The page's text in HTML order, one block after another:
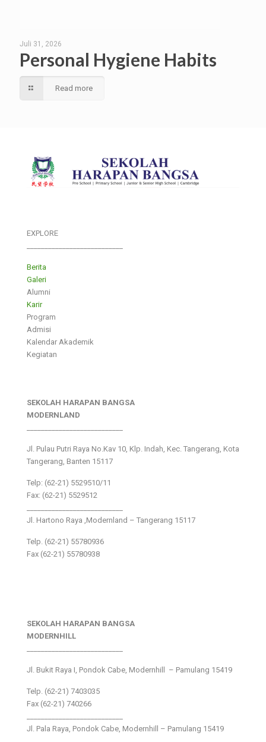
Juli 31, 2026
Personal Hygiene Habits
Read more
EXPLORE
Berita
Galeri
Alumni
Karir
Program
Admisi
Kalendar Akademik
Kegiatan
SEKOLAH HARAPAN BANGSA
MODERNLAND
Jl. Pulau Putri Raya No.Kav 10, Klp. Indah, Kec. Tangerang, Kota
Tangerang, Banten 15117
Telp: (62-21) 5529510/11
Fax: (62-21) 5529512
Jl. Hartono Raya ,Modernland – Tangerang 15117
Telp. (62-21) 55780936
Fax (62-21) 55780938
SEKOLAH HARAPAN BANGSA
MODERNHILL
Jl. Bukit Raya I, Pondok Cabe, Modernhill – Pamulang 15419
Telp. (62-21) 7403035
Fax (62-21) 740266
Jl. Pala Raya, Pondok Cabe, Modernhill – Pamulang 15419